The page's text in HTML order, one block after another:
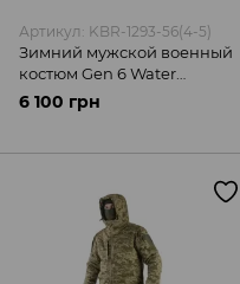
Артикул: KBR-1293-56(4-5)
Зимний мужской военный
костюм Gen 6 Water
Repellent Multicam Militex
6 100 грн